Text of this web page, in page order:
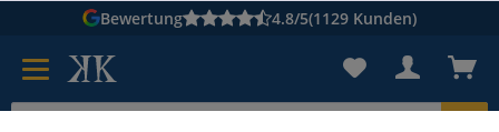
Bewertung 4.8/5(1129 Kunden)